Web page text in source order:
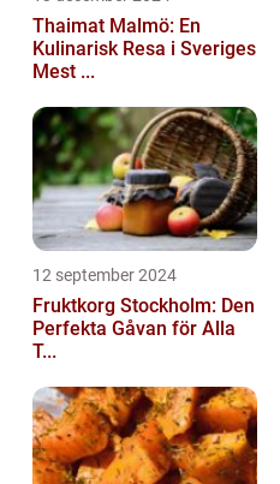
Thaimat Malmö: En
Kulinarisk Resa i Sveriges
Mest ...
12 september 2024
Fruktkorg Stockholm: Den
Perfekta Gåvan för Alla
T...